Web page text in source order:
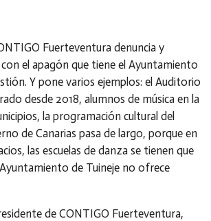
Fuerteventura denuncia y
el apagón que tiene el Ayuntamiento
Y pone varios ejemplos: el Auditorio
desde 2018, alumnos de música en la
la programación cultural del
de Canarias pasa de largo, porque en
las escuelas de danza se tienen que
de Tuineje no ofrece
de CONTIGO Fuerteventura,